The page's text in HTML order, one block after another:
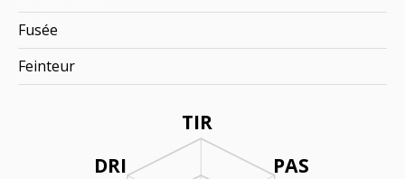
TIR
PAS
DRI
Fusée
Feinteur